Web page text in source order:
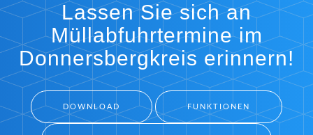
Lassen Sie sich an
Müllabfuhrtermine im
Donnersbergkreis erinnern!
DOWNLOAD FUNKTIONEN